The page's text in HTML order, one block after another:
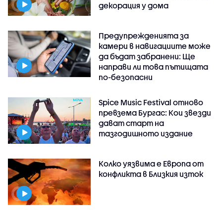
декорация у дома
Предупрежденията за
камери в навигациите може
да бъдат забранени: Ще
направи ли това пътищата
по-безопасни
Spice Music Festival отново
превзема Бургас: Кои звезди
дават старт на
тазгодишното издание
Колко уязвима е Европа от
конфликта в Близкия изток